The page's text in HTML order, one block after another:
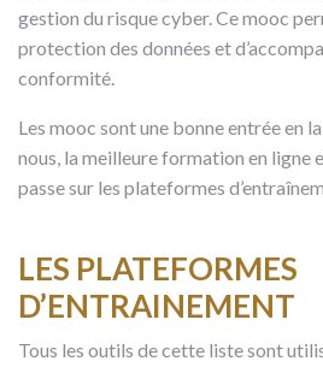
gestion du risque cyber. Ce mooc
protection des données et
conformité.
Les mooc sont une bonne entrée en
nous, la meilleure formation en ligne
passe sur les plateformes
LES PLATEFORMES
D’ENTRAINEMENT
Tous les outils de cette liste sont